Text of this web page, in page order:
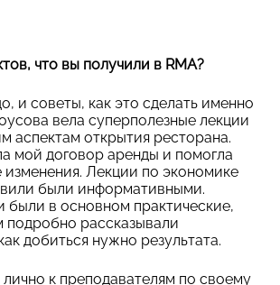
что вы получили в RMA?
и советы, как это сделать именно
вела суперполезные лекции
аспектам открытия ресторана.
мой договор аренды и помогла
Лекции по экономике
были информативными.
были в основном практические,
подробно рассказывали
добиться нужно результата.
лично к преподавателям по своему